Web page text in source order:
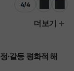
4/4
이전 다음